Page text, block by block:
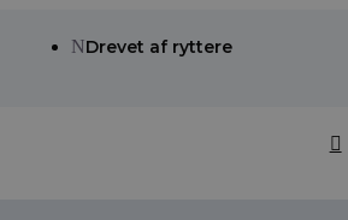
NDrevet af ryttere